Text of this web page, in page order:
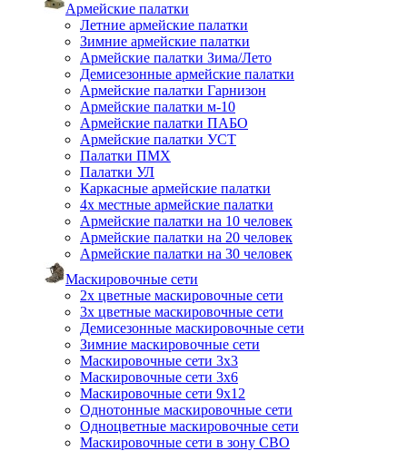
Армейские палатки
Летние армейские палатки
Зимние армейские палатки
Армейские палатки Зима/Лето
Демисезонные армейские палатки
Армейские палатки Гарнизон
Армейские палатки м-10
Армейские палатки ПАБО
Армейские палатки УСТ
Палатки ПМХ
Палатки УЛ
Каркасные армейские палатки
4х местные армейские палатки
Армейские палатки на 10 человек
Армейские палатки на 20 человек
Армейские палатки на 30 человек
Маскировочные сети
2х цветные маскировочные сети
3х цветные маскировочные сети
Демисезонные маскировочные сети
Зимние маскировочные сети
Маскировочные сети 3х3
Маскировочные сети 3х6
Маскировочные сети 9х12
Однотонные маскировочные сети
Одноцветные маскировочные сети
Маскировочные сети в зону СВО